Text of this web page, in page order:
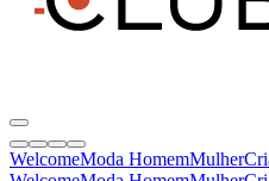
WelcomeModa HomemMulher